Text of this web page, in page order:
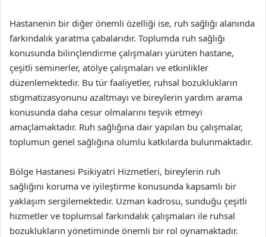
Hastanenin bir diğer önemli özelliği ise, ruh sağlığı alanında
farkındalık yaratma çabalarıdır. Toplumda ruh sağlığı
konusunda bilinçlendirme çalışmaları yürüten hastane,
çeşitli seminerler, atölye çalışmaları ve etkinlikler
düzenlemektedir. Bu tür faaliyetler, ruhsal bozuklukların
stigmatizasyonunu azaltmayı ve bireylerin yardım arama
konusunda daha cesur olmalarını teşvik etmeyi
amaçlamaktadır. Ruh sağlığına dair yapılan bu çalışmalar,
toplumun genel sağlığına olumlu katkılarda bulunmaktadır.
Bölge Hastanesi Psikiyatri Hizmetleri, bireylerin ruh
sağlığını koruma ve iyileştirme konusunda kapsamlı bir
yaklaşım sergilemektedir. Uzman kadrosu, sunduğu çeşitli
hizmetler ve toplumsal farkındalık çalışmaları ile ruhsal
bozuklukların yönetiminde önemli bir rol oynamaktadır.